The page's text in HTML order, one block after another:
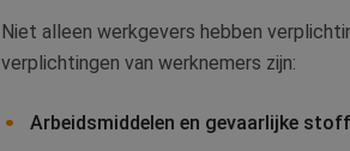
Niet alleen werkgevers hebben
verplichtingen van werknemers zijn:
Arbeidsmiddelen en gevaarlijke